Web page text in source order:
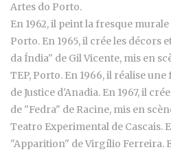
Artes do Porto.
En 1962, il peint la fresque murale
Porto. En 1965, il crée les décors
da Índia" de Gil Vicente, mis en
TEP, Porto. En 1966, il réalise
de Justice d'Anadia. En 1967, il
de "Fedra" de Racine, mis en
Teatro Experimental de Cascais.
"Apparition" de Virgílio Ferreira.